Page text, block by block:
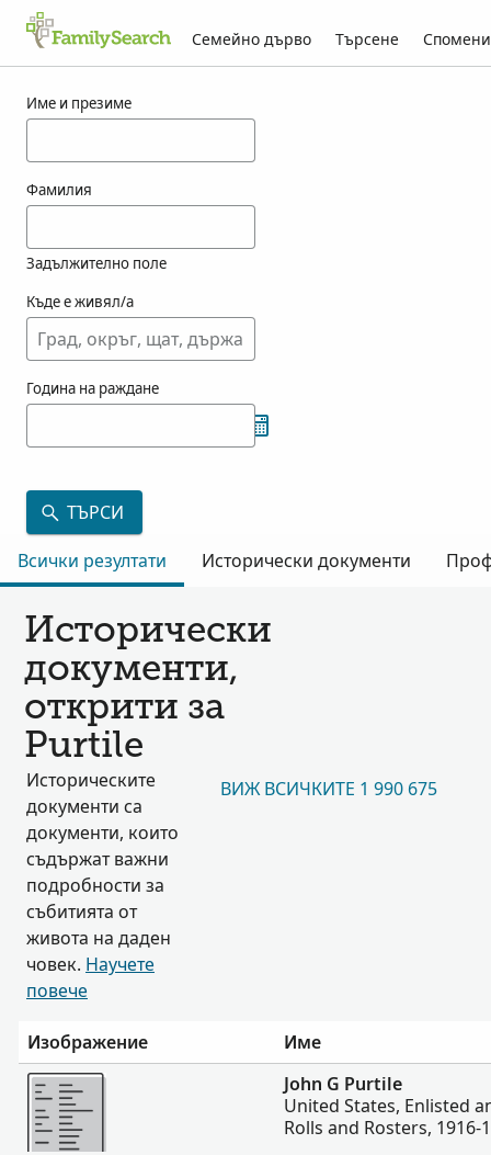
Семейно дърво Търсене Спомени
Име и презиме
Фамилия
Задължително поле
Къде е живял/а
Година на раждане
ТЪРСИ
Всички резултати
Исторически документи
Исторически
документи,
открити за
Purtile
Историческите
документи са
документи, които
съдържат важни
подробности за
събитията от
живота на даден
човек. Научете
повече
ВИЖ ВСИЧКИТЕ 1 990 675
Изображение
Име
Повече
John G Purtile
United States, Enlisted
Rolls and Rosters, 1916-